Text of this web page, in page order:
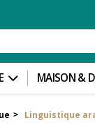
MAISON &
> Linguistique